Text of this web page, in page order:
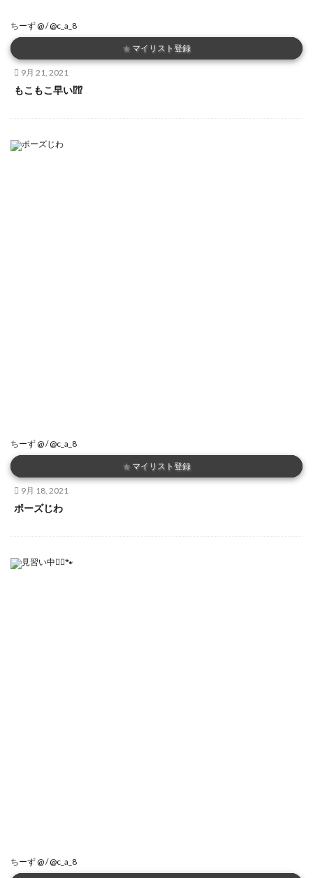
ちーず @ / @c_a_8
★ マイリスト登録
9月 21, 2021
もこもこ早い⁉️⁉️
ちーず @ / @c_a_8
★ マイリスト登録
9月 18, 2021
ポーズじわ
ちーず @ / @c_a_8